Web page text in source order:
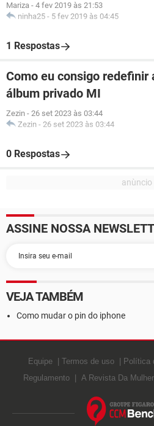
Mariza - 4 fev 2019 às 21:53
ninha25 - 5 fev 2019 às 04:45
1 Respostas
Como eu consigo redefinir
álbum privado MI
Zezin - 26 set 2023 às 03:44
Zezin - 26 set 2023 às 03:44
0 Respostas
ASSINE NOSSA
VEJA TAMBÉM
Como mudar o pin do iphone
Equipe Termos de uso Política
Regulamento
A Revista Da Mulher